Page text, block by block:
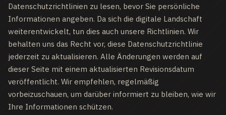
Datenschutzrichtlinien zu lesen, bevor Sie persönliche
Informationen angeben. Da sich die digitale Landschaft
weiterentwickelt, tun dies auch unsere Richtlinien. Wir
behalten uns das Recht vor, diese Datenschutzrichtlinie
jederzeit zu aktualisieren. Alle Änderungen werden auf
dieser Seite mit einem aktualisierten Revisionsdatum
veröffentlicht. Wir empfehlen, regelmäßig
vorbeizuschauen, um darüber informiert zu bleiben, wie wir
Ihre Informationen schützen.